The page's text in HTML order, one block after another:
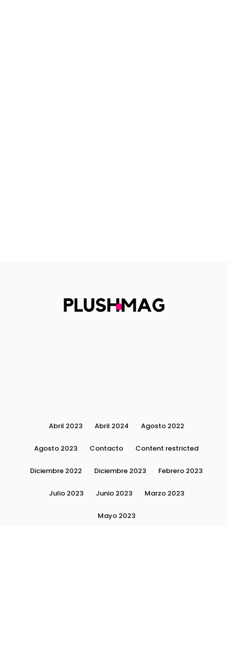
Abril 2023 Abril 2024 Agosto 2022
Agosto 2023 Contacto Content restricted
Diciembre 2022 Diciembre 2023 Febrero 2023
Julio 2023 Junio 2023 Marzo 2023
Mayo 2023